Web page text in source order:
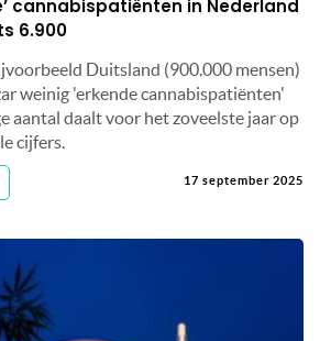
cannabispatiënten in Nederland
6.900
Duitsland (900.000 mensen)
weinig 'erkende cannabispatiënten'
aantal daalt voor het zoveelste jaar op
cijfers.
17 september 2025